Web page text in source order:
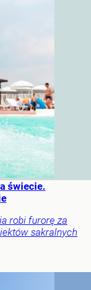
świecie.
robi furorę za
sakralnych